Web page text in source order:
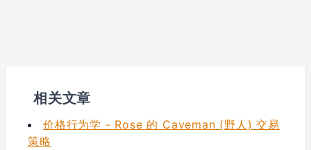
相关文章
价格行为学 - Rose 的 Caveman (野人) 交易
策略